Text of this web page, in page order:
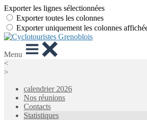
Exporter les lignes sélectionnées
Exporter toutes les colonnes
Exporter uniquement les colonnes
Menu
<
>
calendrier 2026
Nos réunions
Contacts
Statistiques